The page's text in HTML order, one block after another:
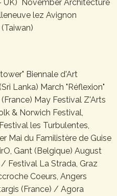
UK) November Architecture
lez Avignon
Biennale d'Art
Lanka) March "Réflexion"
May Festival Z'Arts
& Norwich Festival,
les Turbulentes,
Mai du Familistère de Guise
Gant (Belgique) August
Festival La Strada, Graz
Coeurs, Angers
(France) / Agora